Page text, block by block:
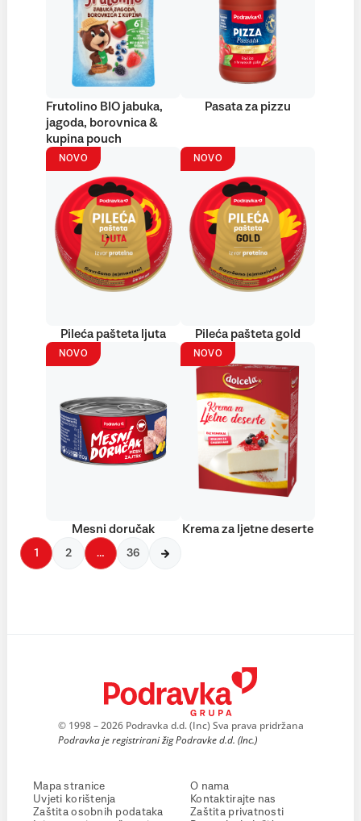
Frutolino BIO jabuka,
jagoda, borovnica &
kupina pouch
Pasata za pizzu
NOVO
Pileća pašteta ljuta
NOVO
Pileća pašteta gold
NOVO
Mesni doručak
NOVO
Krema za ljetne deserte
1 2 … 36
© 1998 – 2026 Podravka d.d. (Inc) Sva prava pridržana
Podravka je registrirani žig Podravke d.d. (Inc.)
Mapa stranice
Uvjeti korištenja
Zaštita osobnih podataka
O nama
Kontaktirajte nas
Zaštita privatnosti